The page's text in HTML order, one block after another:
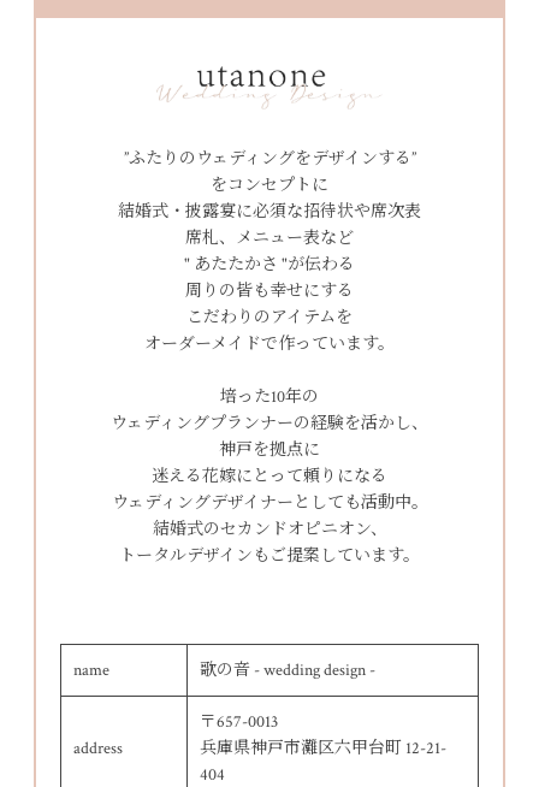
”ふたりのウェディングをデザインする”
をコンセプトに
結婚式・披露宴に必須な招待状や席次表
席札、メニュー表など
" あたたかさ "が伝わる
周りの皆も幸せにする
こだわりのアイテムを
オーダーメイドで作っています。
培った10年の
ウェディングプランナーの経験を活かし、
神戸を拠点に
迷える花嫁にとって頼りになる
ウェディングデザイナーとしても活動中。
結婚式のセカンドオピニオン、
トータルデザインもご提案しています。
name 歌の音 - wedding design -
address
〒657-0013
兵庫県神戸市灘区六甲台町 12-21-
404